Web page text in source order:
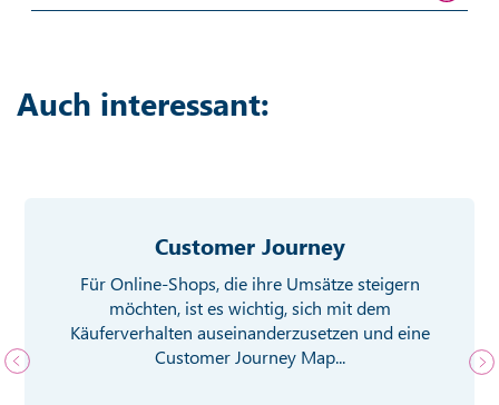
Auch interessant:
Customer Journey
Für Online-Shops, die ihre Umsätze steigern
möchten, ist es wichtig, sich mit dem
Käuferverhalten auseinanderzusetzen und eine
Customer Journey Map...